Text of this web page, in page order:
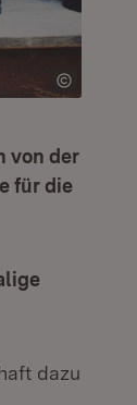
von der
für die
dazu